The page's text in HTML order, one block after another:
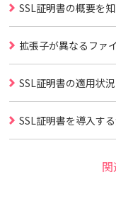
SSL証明書の概要を
拡張子が異なるファ
SSL証明書の適用状
SSL証明書を導入す